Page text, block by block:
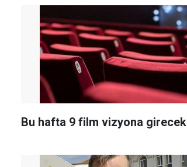
Bu hafta 9 film vizyona girecek